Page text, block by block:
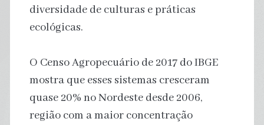
diversidade de culturas e práticas
ecológicas.
O Censo Agropecuário de 2017 do IBGE
mostra que esses sistemas cresceram
quase 20% no Nordeste desde 2006,
região com a maior concentração